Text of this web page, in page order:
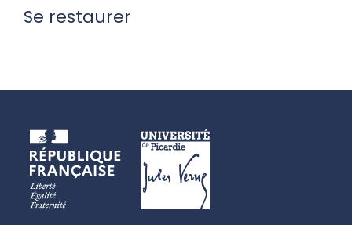
Se restaurer